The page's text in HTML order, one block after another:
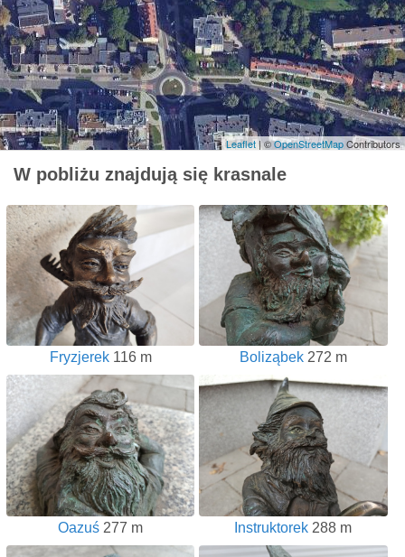
Leaflet| ©OpenStreetMapContributors
W pobliżu znajdują się krasnale
Fryzjerek116 m Boliząbek272 m
Oazuś 277 m Instruktorek 288 m